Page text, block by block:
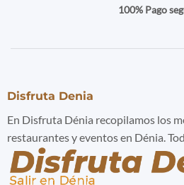
100% Pago
Disfruta Denia
En Disfruta Dénia recopilamos los
restaurantes y eventos en Dénia.